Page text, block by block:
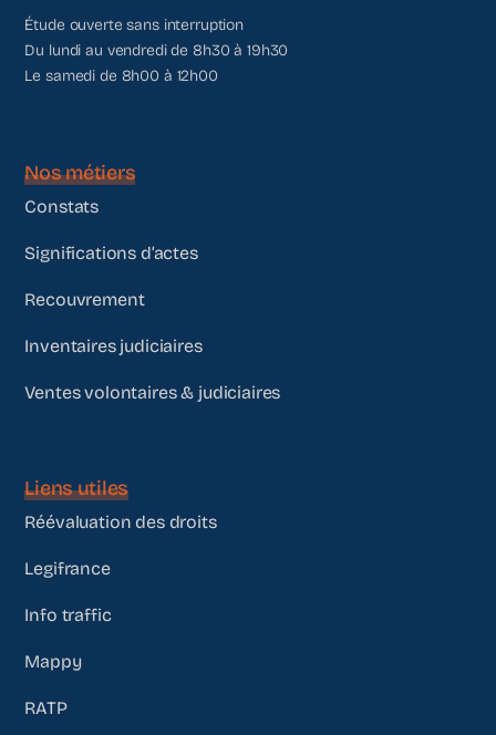
Étude ouverte sans interruption
Du lundi au vendredi de 8h30 à 19h30
Le samedi de 8h00 à 12h00
Nos métiers
Constats
Significations d’actes
Recouvrement
Inventaires judiciaires
Ventes volontaires & judiciaires
Liens utiles
Réévaluation des droits
Legifrance
Info traffic
Mappy
RATP